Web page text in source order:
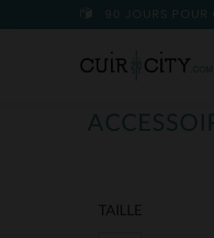
90 JOURS POUR
TAILLE